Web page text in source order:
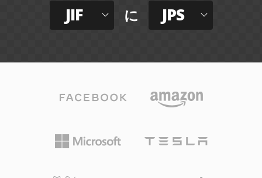
JIF に JPS